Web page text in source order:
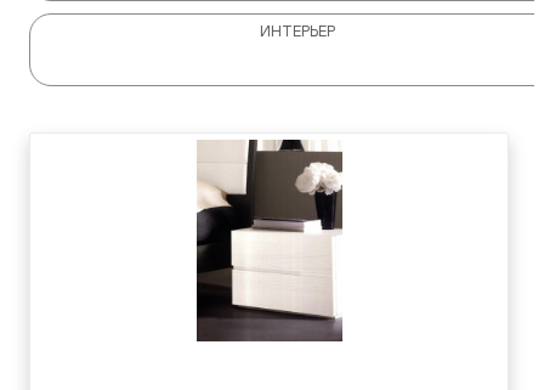
ИНТЕРЬЕР